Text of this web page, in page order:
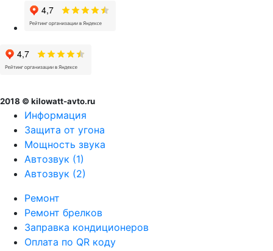
2018 © kilowatt-avto.ru
Информация
Защита от угона
Мощность звука
Автозвук (1)
Автозвук (2)
Ремонт
Ремонт брелков
Заправка кондиционеров
Оплата по QR коду